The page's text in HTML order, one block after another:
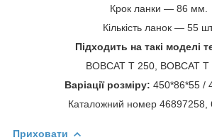
Крок ланки — 86 мм.
Кількість ланок — 55
Підходить на такі моделі
BOBCAT T 250, BOBCAT T
Варіації розміру: 450*86*55 /
Каталожний номер 46897258,
Приховати